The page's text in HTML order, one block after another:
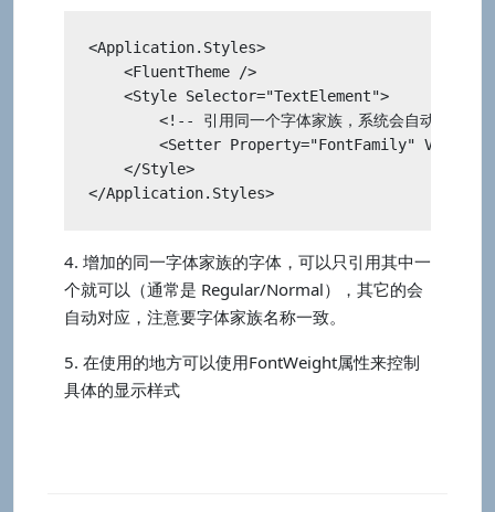
<Application.Styles>
    <FluentTheme />
    <Style Selector="TextElement">
<!-- 引用同一个字体家族，系统会自动按字重
<Setter Property="FontFamily"
    </Style>
</Application.Styles>
4. 增加的同一字体家族的字体，可以只引用其中一
个就可以（通常是 Regular/Normal），其它的会
自动对应，注意要字体家族名称一致。
5. 在使用的地方可以使用FontWeight属性来控制
具体的显示样式